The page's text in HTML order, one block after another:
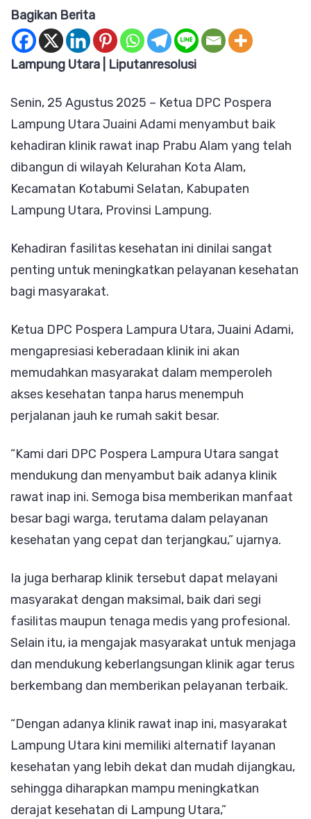
Klinik
di
Bagikan Berita
Lampung Utara | Liputanresolusi
Senin, 25 Agustus 2025 – Ketua DPC Pospera
Lampung Utara Juaini Adami menyambut baik
kehadiran klinik rawat inap Prabu Alam yang telah
dibangun di wilayah Kelurahan Kota Alam,
Kecamatan Kotabumi Selatan, Kabupaten
Lampung Utara, Provinsi Lampung.
Kehadiran fasilitas kesehatan ini dinilai sangat
penting untuk meningkatkan pelayanan kesehatan
bagi masyarakat.
Ketua DPC Pospera Lampura Utara, Juaini Adami,
mengapresiasi keberadaan klinik ini akan
memudahkan masyarakat dalam memperoleh
akses kesehatan tanpa harus menempuh
perjalanan jauh ke rumah sakit besar.
“Kami dari DPC Pospera Lampura Utara sangat
mendukung dan menyambut baik adanya klinik
rawat inap ini. Semoga bisa memberikan manfaat
besar bagi warga, terutama dalam pelayanan
kesehatan yang cepat dan terjangkau,” ujarnya.
Ia juga berharap klinik tersebut dapat melayani
masyarakat dengan maksimal, baik dari segi
fasilitas maupun tenaga medis yang profesional.
Selain itu, ia mengajak masyarakat untuk menjaga
dan mendukung keberlangsungan klinik agar terus
berkembang dan memberikan pelayanan terbaik.
“Dengan adanya klinik rawat inap ini, masyarakat
Lampung Utara kini memiliki alternatif layanan
kesehatan yang lebih dekat dan mudah dijangkau,
sehingga diharapkan mampu meningkatkan
derajat kesehatan di Lampung Utara,”